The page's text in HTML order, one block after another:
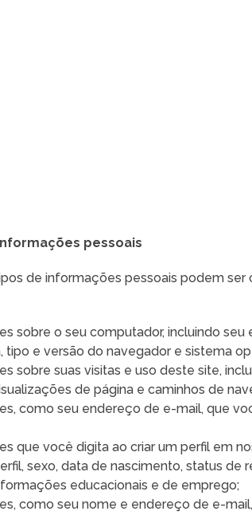
pessoais
de informações pessoais podem ser
sobre o seu computador, incluindo seu
tipo e versão do navegador e sistema
sobre suas visitas e uso deste site,
de página e caminhos de
como seu endereço de e-mail, que
que você digita ao criar um perfil em
sexo, data de nascimento, status de
educacionais e de emprego;
como seu nome e endereço de e-